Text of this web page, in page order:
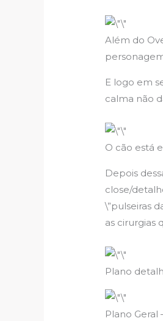
Além do
E logo em
calma não
O cão está
Depois
close/
\”pulseiras
as cirurgias
Plano
Plano Geral